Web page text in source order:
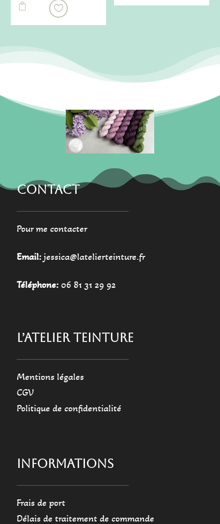

a
être
sur
la
page
du
CONTACT
Pour me contacter
Email:jessica@latelierteinture.fr
Téléphone:06 81 31 29 92
L’ATELIER TEINTURE
Mentions légales
CGV
Politique de confidentialité
INFORMATIONS
Frais de port
Délais de traitement de commande